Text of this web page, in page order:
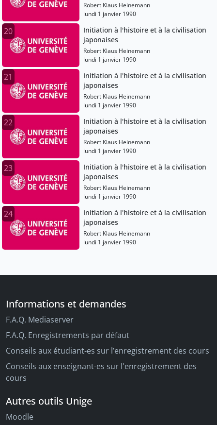
Robert Klaus Heinemann
lundi 1 janvier 1990
20
Initiation à l'histoire et à la civilisation
japonaises
Robert Klaus Heinemann
lundi 1 janvier 1990
21
Initiation à l'histoire et à la civilisation
japonaises
Robert Klaus Heinemann
lundi 1 janvier 1990
22
Initiation à l'histoire et à la civilisation
japonaises
Robert Klaus Heinemann
lundi 1 janvier 1990
23
Initiation à l'histoire et à la civilisation
japonaises
Robert Klaus Heinemann
lundi 1 janvier 1990
24
Initiation à l'histoire et à la civilisation
japonaises
Robert Klaus Heinemann
lundi 1 janvier 1990
Informations et demandes
F.A.Q. Mediaserver
F.A.Q. Enregistrements par défaut
Conseils aux étudiant-es sur l’enregistrement des cours
Conseils aux enseignant-es sur l'enregistrement des
cours
Autres outils Unige
Moodle